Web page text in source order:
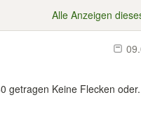
Alle Anzeigen
getragen Keine Flecken